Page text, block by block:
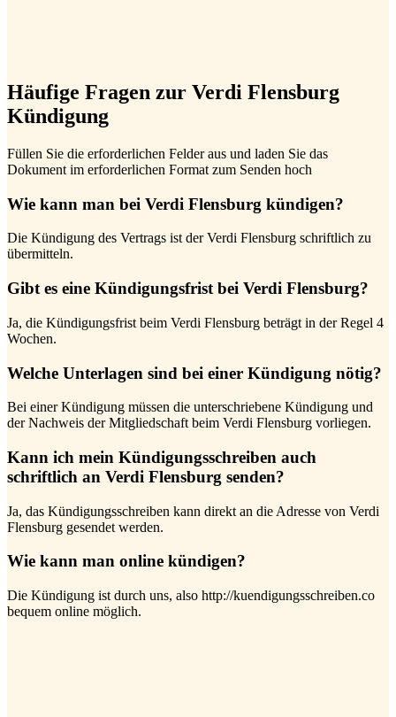
Häufige Fragen zur Verdi Flensburg
Kündigung
Füllen Sie die erforderlichen Felder aus und laden Sie das
Dokument im erforderlichen Format zum Senden hoch
Wie kann man bei Verdi Flensburg kündigen?
Die Kündigung des Vertrags ist der Verdi Flensburg schriftlich zu
übermitteln.
Gibt es eine Kündigungsfrist bei Verdi Flensburg?
Ja, die Kündigungsfrist beim Verdi Flensburg beträgt in der Regel 4
Wochen.
Welche Unterlagen sind bei einer Kündigung nötig?
Bei einer Kündigung müssen die unterschriebene Kündigung und
der Nachweis der Mitgliedschaft beim Verdi Flensburg vorliegen.
Kann ich mein Kündigungsschreiben auch
schriftlich an Verdi Flensburg senden?
Ja, das Kündigungsschreiben kann direkt an die Adresse von Verdi
Flensburg gesendet werden.
Wie kann man online kündigen?
Die Kündigung ist durch uns, also http://kuendigungsschreiben.co
bequem online möglich.